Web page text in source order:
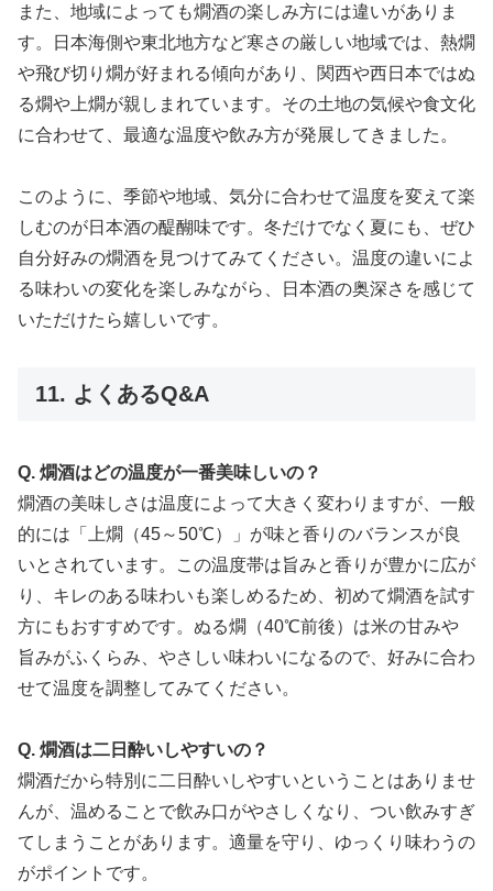
また、地域によっても燗酒の楽しみ方には違いがありま
す。日本海側や東北地方など寒さの厳しい地域では、熱燗
や飛び切り燗が好まれる傾向があり、関西や西日本ではぬ
る燗や上燗が親しまれています。その土地の気候や食文化
に合わせて、最適な温度や飲み方が発展してきました。
このように、季節や地域、気分に合わせて温度を変えて楽
しむのが日本酒の醍醐味です。冬だけでなく夏にも、ぜひ
自分好みの燗酒を見つけてみてください。温度の違いによ
る味わいの変化を楽しみながら、日本酒の奥深さを感じて
いただけたら嬉しいです。
11. よくあるQ&A
Q. 燗酒はどの温度が一番美味しいの？
燗酒の美味しさは温度によって大きく変わりますが、一般
的には「上燗（45～50℃）」が味と香りのバランスが良
いとされています。この温度帯は旨みと香りが豊かに広が
り、キレのある味わいも楽しめるため、初めて燗酒を試す
方にもおすすめです。ぬる燗（40℃前後）は米の甘みや
旨みがふくらみ、やさしい味わいになるので、好みに合わ
せて温度を調整してみてください。
Q. 燗酒は二日酔いしやすいの？
燗酒だから特別に二日酔いしやすいということはありませ
んが、温めることで飲み口がやさしくなり、つい飲みすぎ
てしまうことがあります。適量を守り、ゆっくり味わうの
がポイントです。